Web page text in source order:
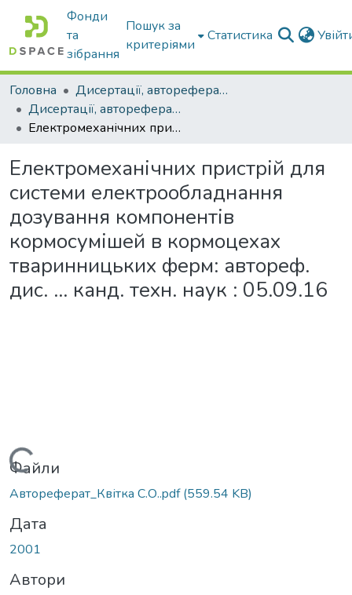
Фонди
та
зібрання
Пошук за
критеріями
Статистика
Головна
Дисертації, автореферати дисертацій
Дисертації, автореферати дисертацій
Електромеханічних пристрій для системи електрообладнання дозування компонентів кормосумішей в кормоцехах тваринницьких ферм: автореф. дис. ... канд. техн. наук : 05.09.16
Електромеханічних пристрій для
системи електрообладнання
дозування компонентів
кормосумішей в кормоцехах
тваринницьких ферм: автореф.
дис. ... канд. техн. наук : 05.09.16
Вантажиться...
Файли
Автореферат_Квітка С.О..pdf(559.54 KB)
Дата
2001
Автори